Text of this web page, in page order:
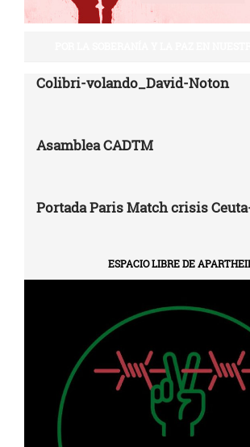
Colibri-volando_David-Noton
Asamblea CADTM
Portada Paris Match crisis
ESPACIO LIBRE DE